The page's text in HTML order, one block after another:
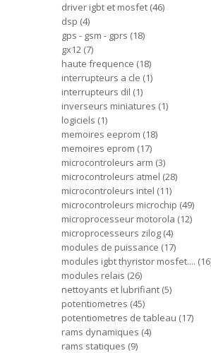
driver igbt et mosfet 46
dsp 4
gps - gsm - gprs 18
gx12 7
haute frequence 18
interrupteurs a cle 1
interrupteurs dil 1
inverseurs miniatures 1
logiciels 1
memoires eeprom 18
memoires eprom 17
microcontroleurs arm 3
microcontroleurs atmel 28
microcontroleurs intel 11
microcontroleurs microchip 49
microprocesseur motorola 12
microprocesseurs zilog 4
modules de puissance 17
modules igbt thyristor mosfet.... 16
modules relais 26
nettoyants et lubrifiant 5
potentiometres 45
potentiometres de tableau 17
rams dynamiques 4
rams statiques 9